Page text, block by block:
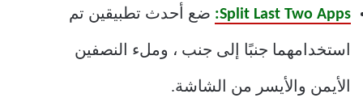
Split Last Two Apps: ضع أحدث تطبيقين تم
استخدامهما جنبًا إلى جنب ، وملء النصفين
الأيمن والأيسر من الشاشة.